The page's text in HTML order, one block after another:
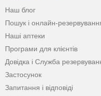
Наш блог
Пошук і онлайн-резервування
Наші аптеки
Програми для клієнтів
Довідка і Служба
Застосунок
Запитання і відповіді